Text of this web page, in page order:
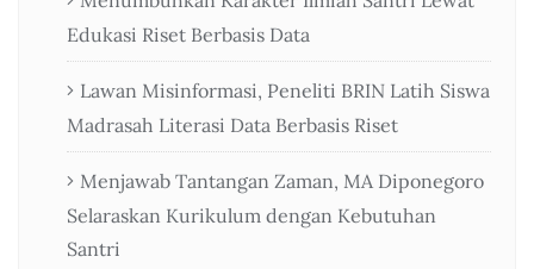
Edukasi Riset Berbasis Data
Lawan Misinformasi, Peneliti BRIN Latih Siswa
Madrasah Literasi Data Berbasis Riset
Menjawab Tantangan Zaman, MA Diponegoro
Selaraskan Kurikulum dengan Kebutuhan
Santri